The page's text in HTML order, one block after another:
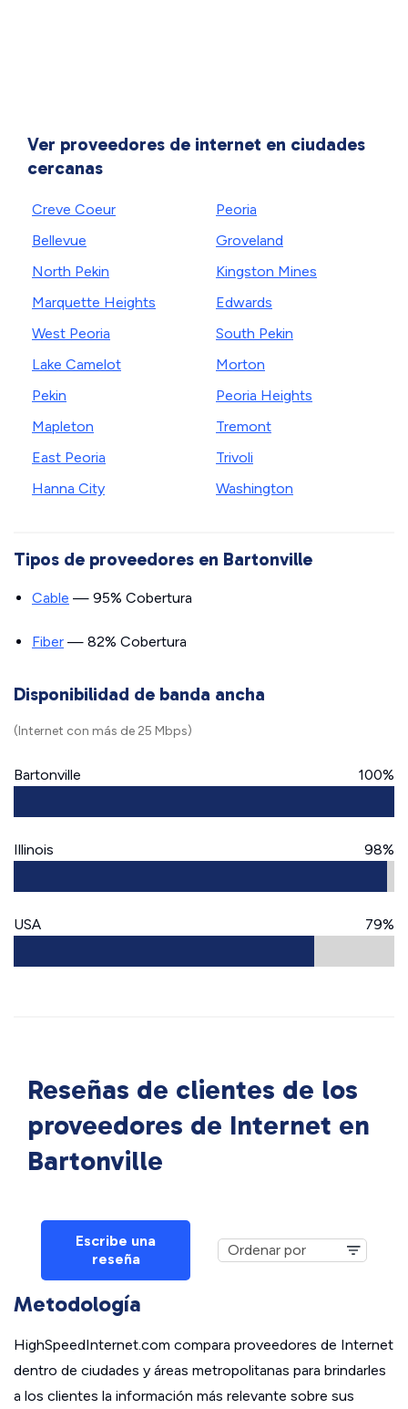
Ver proveedores de internet en ciudades
cercanas
Creve Coeur
Bellevue
North Pekin
Marquette Heights
West Peoria
Lake Camelot
Pekin
Mapleton
East Peoria
Hanna City
Peoria
Groveland
Kingston Mines
Edwards
South Pekin
Morton
Peoria Heights
Tremont
Trivoli
Washington
Tipos de proveedores en Bartonville
Cable — 95% Cobertura
Fiber — 82% Cobertura
Disponibilidad de banda ancha
(Internet con más de 25 Mbps)
Bartonville 100%
Illinois 98%
USA 79%
Reseñas de clientes de los
proveedores de Internet en
Bartonville
Escribe una
reseña
Metodología
HighSpeedInternet.com compara proveedores de Internet
dentro de ciudades y áreas metropolitanas para brindarles
a los clientes la información más relevante sobre sus